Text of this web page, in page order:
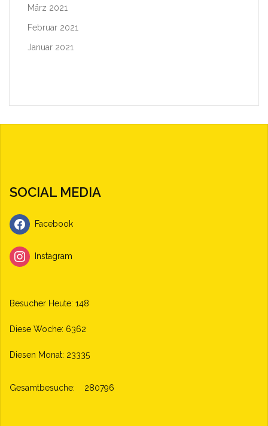
März 2021
Februar 2021
Januar 2021
SOCIAL MEDIA
Facebook
Instagram
Besucher Heute: 148
Diese Woche: 6362
Diesen Monat: 23335
Gesamtbesuche: 280796